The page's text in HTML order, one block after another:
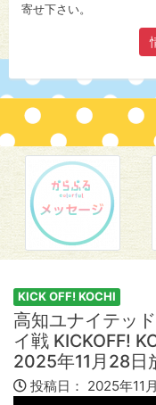
寄せ下さい。
KICK OFF! KOCHI
高知ユナイテッ
イ戦 KICKOFF!
2025年11月28日
投稿日： 2025年11